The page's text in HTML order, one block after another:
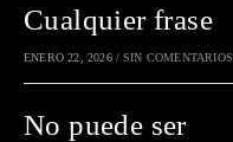
Cualquier frase
ENERO 22, 2026 / SIN COMENTARIOS
No puede ser